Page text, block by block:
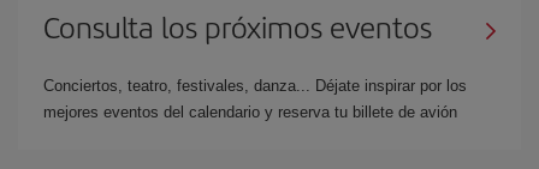
Consulta los próximos eventos
Conciertos, teatro, festivales, danza... Déjate inspirar por los
mejores eventos del calendario y reserva tu billete de avión